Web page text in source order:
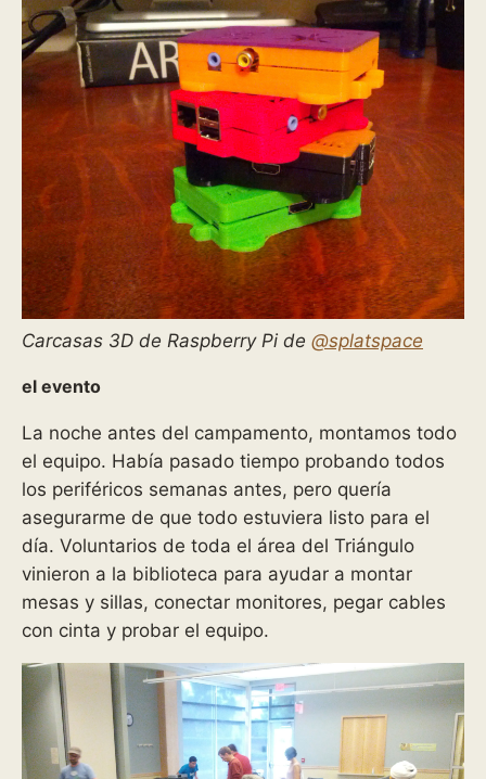
Carcasas 3D de Raspberry Pi de @splatspace
el evento
La noche antes del campamento, montamos todo
el equipo. Había pasado tiempo probando todos
los periféricos semanas antes, pero quería
asegurarme de que todo estuviera listo para el
día. Voluntarios de toda el área del Triángulo
vinieron a la biblioteca para ayudar a montar
mesas y sillas, conectar monitores, pegar cables
con cinta y probar el equipo.